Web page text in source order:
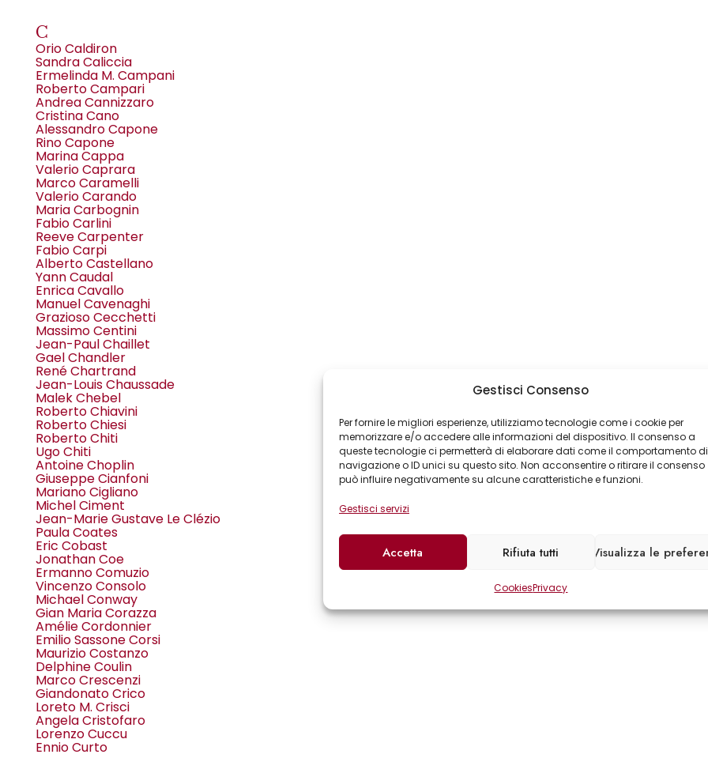
Gestisci Consenso
Per fornire le migliori esperienze, utilizziamo tecnologie come i cookie per
memorizzare e/o accedere alle informazioni del dispositivo. Il consenso a
queste tecnologie ci permetterà di elaborare dati come il comportamento di
navigazione o ID unici su questo sito. Non acconsentire o ritirare il consenso
può influire negativamente su alcune caratteristiche e funzioni.
Gestisci servizi
Accetta Rifiuta tutti Visualizza le
CookiesPrivacy
C
Orio Caldiron
Sandra Caliccia
Ermelinda M. Campani
Roberto Campari
Andrea Cannizzaro
Cristina Cano
Alessandro Capone
Rino Capone
Marina Cappa
Valerio Caprara
Marco Caramelli
Valerio Carando
Maria Carbognin
Fabio Carlini
Reeve Carpenter
Fabio Carpi
Alberto Castellano
Yann Caudal
Enrica Cavallo
Manuel Cavenaghi
Grazioso Cecchetti
Massimo Centini
Jean-Paul Chaillet
Gael Chandler
René Chartrand
Jean-Louis Chaussade
Malek Chebel
Roberto Chiavini
Roberto Chiesi
Roberto Chiti
Ugo Chiti
Antoine Choplin
Giuseppe Cianfoni
Mariano Cigliano
Michel Ciment
Jean-Marie Gustave Le Clézio
Paula Coates
Eric Cobast
Jonathan Coe
Ermanno Comuzio
Vincenzo Consolo
Michael Conway
Gian Maria Corazza
Amélie Cordonnier
Emilio Sassone Corsi
Maurizio Costanzo
Delphine Coulin
Marco Crescenzi
Giandonato Crico
Loreto M. Crisci
Angela Cristofaro
Lorenzo Cuccu
Ennio Curto